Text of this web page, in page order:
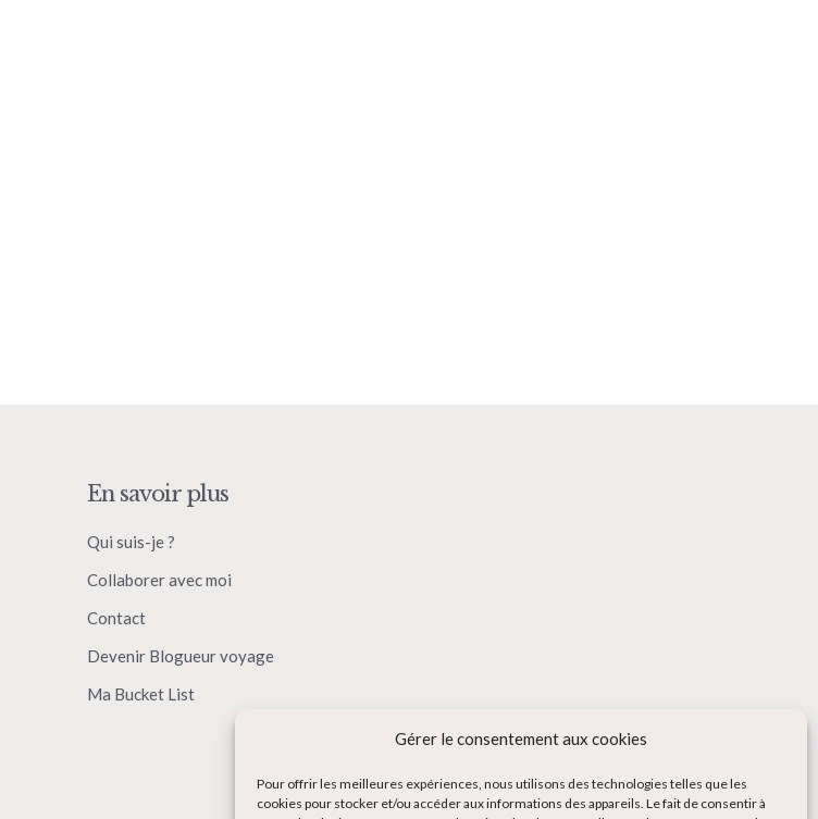
Gérer le consentement aux cookies
Pour offrir les meilleures expériences, nous utilisons des technologies telles que les
cookies pour stocker et/ou accéder aux informations des appareils. Le fait de consentir à
En savoir plus
Qui suis-je ?
Collaborer avec moi
Contact
Devenir Blogueur voyage
Ma Bucket List